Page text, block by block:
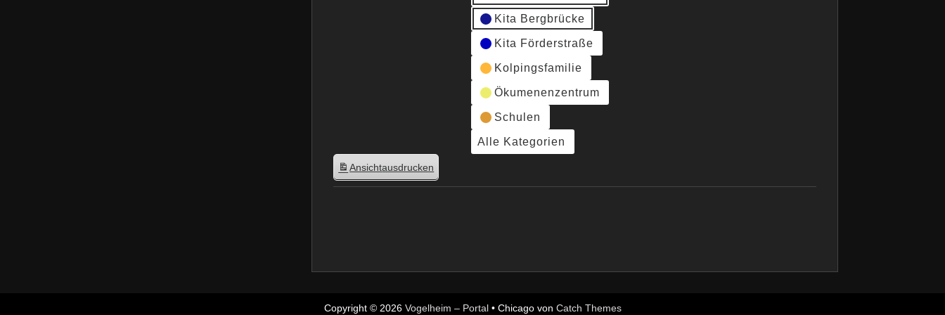
Kita Bergbrücke
Kita Förderstraße
Kolpingsfamilie
Ökumenenzentrum
Schulen
Alle Kategorien
Ansichtausdrucken
Copyright © 2026 Vogelheim – Portal• Chicago von Catch Themes